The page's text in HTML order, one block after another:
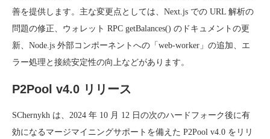
善を提供します。主な変更点としては、Next.js での URL 解析の
問題の修正、ウォレット RPC getBalances() のドキュメントの更
新、Node.js 外部コンポーネントへの「web-worker」の追加、エ
ラー処理と接続安定性の向上などがあります。
P2Pool v4.0 リリース
SChernykh は、2024 年 10 月 12 日の次のハードフォーク後に有
効になるマージマイニングサポートを備えた P2Pool v4.0 をリリ